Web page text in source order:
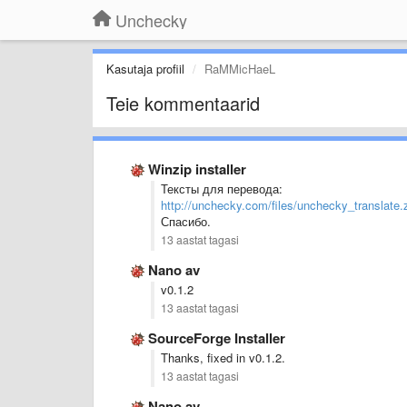
Unchecky
Kasutaja profiil RaMMicHaeL
Teie kommentaarid
Winzip installer
Тексты для перевода:
http://unchecky.com/files/
Спасибо.
13 aastat tagasi
Nano av
v0.1.2
13 aastat tagasi
SourceForge Installer
Thanks, fixed in v0.1.2.
13 aastat tagasi